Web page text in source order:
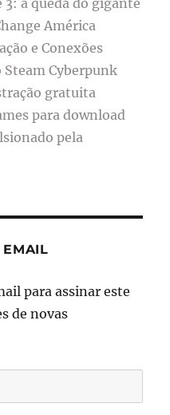
América
e Conexões
Cyberpunk
gratuita
para download
pela
EMAIL
para assinar este
de novas